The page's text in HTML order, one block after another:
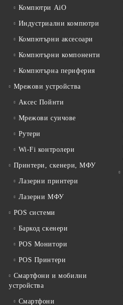
Компютри AiO
Индустриални компютри
Компютърни аксесоари
Компютърни компоненти
Компютърна периферия
Мрежови устройства
Аксес Пойнти
Мрежови суичове
Рутери
Wi-Fi контролери
Принтери, скенери, МФУ
Лазерни принтери
Лазерни МФУ
POS системи
Баркод скенери
POS Монитори
POS Принтери
Смартфони и мобилни
устройства
Смартфони